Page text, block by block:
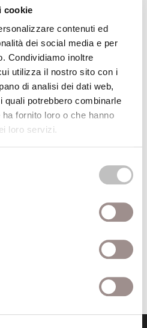
cookie
contenuti ed
dei social media e per
Condividiamo inoltre
utilizza il nostro sito con i
di analisi dei dati web,
quali potrebbero combinarle
fornito loro o che hanno
loro servizi.
in linea con gli
dal bando
cittadine e dei
regionale
possibile grazie al
Collegio San
Romagna, del
libero fino a